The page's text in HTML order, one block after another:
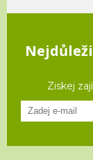
Ziskej